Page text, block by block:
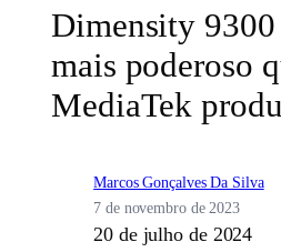
Dimensity
mais poderoso
MediaTek
Marcos Gonçalves Da Silva
7 de novembro de 2023
20 de julho de 2024